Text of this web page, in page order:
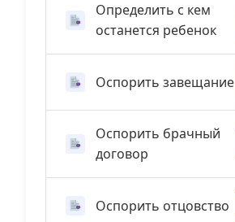
Определить с кем
останется ребенок
Оспорить завещание
Оспорить брачный
договор
Оспорить отцовство